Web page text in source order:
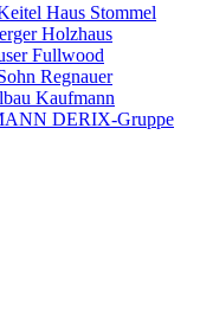
Haus Stommel
Holzhaus
Fullwood
Regnauer
Kaufmann
DERIX-Gruppe